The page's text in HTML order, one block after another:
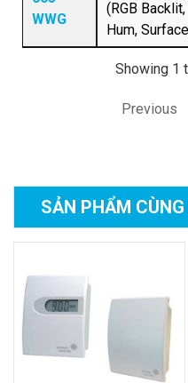
WWG
(RGB
Hum,
Showing 1
Previous
SẢN PHẨM